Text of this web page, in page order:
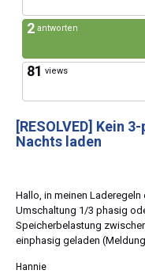
2 antworten
81 views
[RESOLVED] Kein
Nachts laden
Hallo, in meinen
Umschaltung 1/3 phasig
Speicherbelastung
einphasig geladen
Hannie